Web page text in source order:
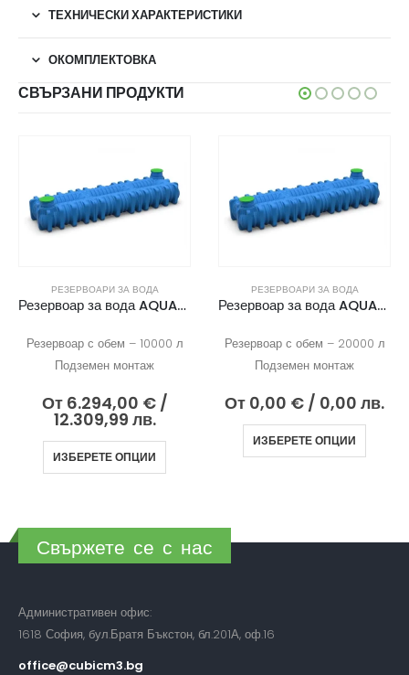
ТЕХНИЧЕСКИ ХАРАКТЕРИСТИКИ
ОКОМПЛЕКТОВКА
СВЪРЗАНИ ПРОДУКТИ
РЕЗЕРВОАРИ ЗА ВОДА
Резервоар за вода AQUAstay FLAT 10000
Резервоар с обем – 10000 л
Подземен монтаж
От 6.294,00 €/
12.309,99 лв.
ИЗБЕРЕТЕ ОПЦИИ
РЕЗЕРВОАРИ ЗА ВОДА
Резервоар за вода AQUAstay FLAT 20000
Резервоар с обем – 20000 л
Подземен монтаж
От 0,00 € / 0,00 лв.
ИЗБЕРЕТЕ ОПЦИИ
Свържете се с нас
Административен офис:
1618 София, бул.Братя Бъкстон, бл.201А, оф.16
office@cubicm3.bg